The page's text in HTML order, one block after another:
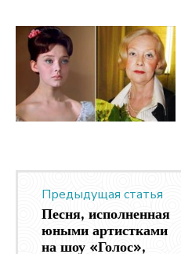
Предыдущая статья
Песня, исполненная
юными артистками
на шоу «Голос»,